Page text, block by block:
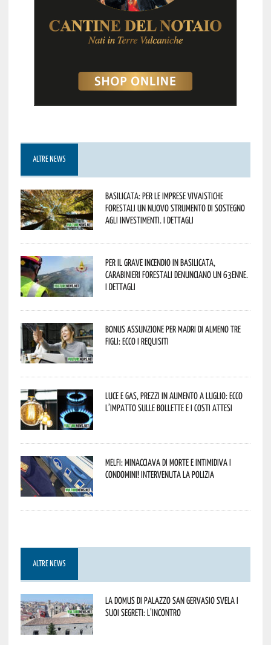
ALTRE NEWS
Basilicata: per le imprese vivaistiche
forestali un nuovo strumento di sostegno
agli investimenti. I dettagli
Per il grave incendio in Basilicata,
Carabinieri forestali denunciano un 63enne.
I dettagli
Bonus assunzione per madri di almeno tre
figli: ecco i requisiti
Luce e gas, prezzi in aumento a luglio: ecco
l’impatto sulle bollette e i costi attesi
Melfi: minacciava di morte e intimidiva i
condomini! Intervenuta la Polizia
ALTRE NEWS
La Domus di Palazzo San Gervasio svela i
suoi segreti: l’incontro